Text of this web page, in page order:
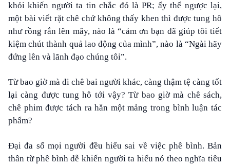
khỏi khiến người ta tin chắc đó là PR; ấy thế ngược lại,
một bài viết rặt chê chứ không thấy khen thì được tung hô
như rồng rắn lên mây, nào là “cảm ơn bạn đã giúp tôi tiết
kiệm chút thành quả lao động của mình”, nào là “Ngài hãy
đứng lên và lãnh đạo chúng tôi”.
Từ bao giờ mà đi chê bai người khác, càng thậm tệ càng tốt
lại càng được tung hô tới vậy? Từ bao giờ mà chê sách,
chê phim được tách ra hẳn một mảng trong bình luận tác
phẩm?
Đại đa số mọi người đều hiểu sai về việc phê bình. Bản
thân từ phê bình dễ khiến người ta hiểu nó theo nghĩa tiêu